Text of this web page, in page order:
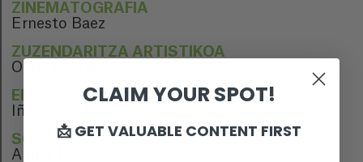
ZINEMATOGRAFIA
Ernesto Baez
ZUZENDARITZA ARTISTIKOA
Olatz Borrue
EDIZIOA
Iñigo San Juan
SOINU EDIZIOA
Ander Mañero
CLAIM YOUR SPOT!
📩 GET VALUABLE CONTENT FIRST